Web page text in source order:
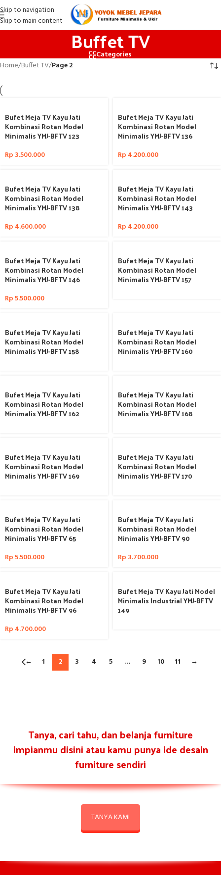
Skip to navigation
Skip to main content
Buffet TV
Categories
Home/Buffet TV/Page 2
Bufet Meja TV Kayu Jati
Kombinasi Rotan Model
Minimalis YMJ-BFTV 123
Rp 3.500.000
Bufet Meja TV Kayu Jati
Kombinasi Rotan Model
Minimalis YMJ-BFTV 136
Rp 4.200.000
Bufet Meja TV Kayu Jati
Kombinasi Rotan Model
Minimalis YMJ-BFTV 138
Rp 4.600.000
Bufet Meja TV Kayu Jati
Kombinasi Rotan Model
Minimalis YMJ-BFTV 143
Rp 4.200.000
Bufet Meja TV Kayu Jati
Kombinasi Rotan Model
Minimalis YMJ-BFTV 146
Rp5.500.000
Bufet Meja TV Kayu Jati
Kombinasi Rotan Model
Minimalis YMJ-BFTV 157
Bufet Meja TV Kayu Jati
Kombinasi Rotan Model
Minimalis YMJ-BFTV 158
Bufet Meja TV Kayu Jati
Kombinasi Rotan Model
Minimalis YMJ-BFTV 160
Bufet Meja TV Kayu Jati
Kombinasi Rotan Model
Minimalis YMJ-BFTV 162
Bufet Meja TV Kayu Jati
Kombinasi Rotan Model
Minimalis YMJ-BFTV 168
Bufet Meja TV Kayu Jati
Kombinasi Rotan Model
Minimalis YMJ-BFTV 169
Bufet Meja TV Kayu Jati
Kombinasi Rotan Model
Minimalis YMJ-BFTV 170
Bufet Meja TV Kayu Jati
Kombinasi Rotan Model
Minimalis YMJ-BFTV 65
Rp5.500.000
Bufet Meja TV Kayu Jati
Kombinasi Rotan Model
Minimalis YMJ-BFTV 90
Rp 3.700.000
Bufet Meja TV Kayu Jati
Kombinasi Rotan Model
Minimalis YMJ-BFTV 96
Rp 4.700.000
Bufet Meja TV Kayu Jati Model
Minimalis Industrial YMJ-BFTV
149
← 1 2 3 4 5 … 9 10 11 →
Tanya, cari tahu, dan belanja furniture
impianmu disini atau kamu punya ide desain
furniture sendiri
TANYA KAMI